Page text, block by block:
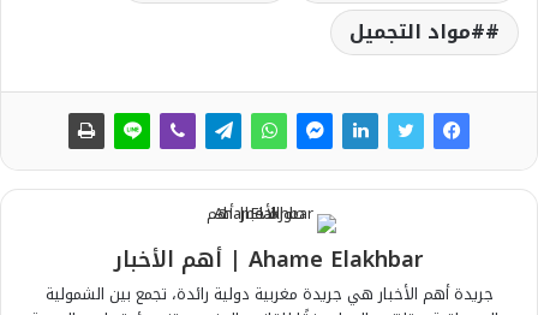
#مواد التجميل
Ahame Elakhbar | أهم الأخبار
جريدة أهم الأخبار هي جريدة مغربية دولية رائدة، تجمع بين الشمولية